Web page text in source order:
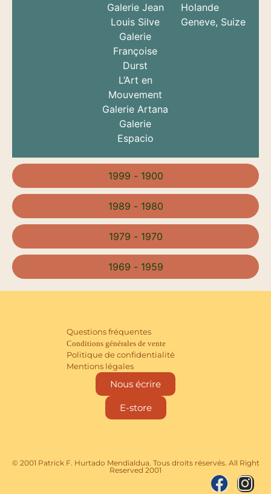
1999 - 1900
1989 - 1980
1979 - 1970
1969 - 1959
Galerie Jean
Louis Silve
Galerie
Françoise
Durst
L’Art en
Mouvement
Galerie Artana
Galerie
Espacio
Holande
Geneve, Suize
Questions fréquentes
Conditions générales de vente
Politique de confidentialité
Mentions légales
Nous écrire
E-store
© 2001 Patrick F. Hurtado Mendialdua. Tous droits réservés. All Right
Reserved 2001